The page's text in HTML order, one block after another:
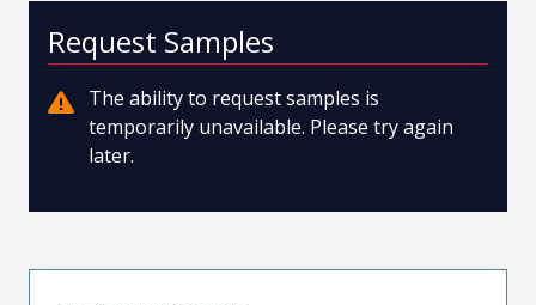
Request Samples
The ability to request samples is
temporarily unavailable. Please try again
later.